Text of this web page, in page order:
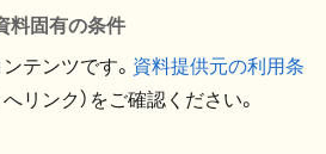
料固有の条件
テンツです。 資料提供元の利用条
へリンク）をご確認ください。